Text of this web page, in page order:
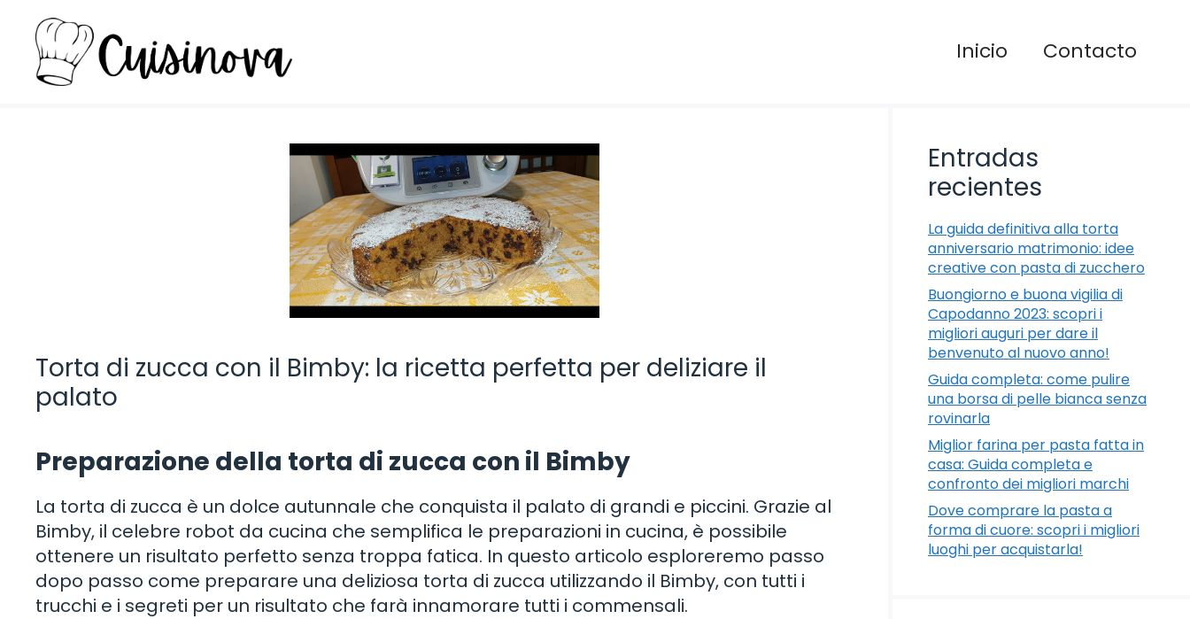
contenuto
Inicio Contacto
Torta di zucca con il Bimby: la ricetta perfetta per deliziare il
palato
Preparazione della torta di zucca con il Bimby
La torta di zucca è un dolce autunnale che conquista il palato di grandi e piccini. Grazie al
Bimby, il celebre robot da cucina che semplifica le preparazioni in cucina, è possibile
ottenere un risultato perfetto senza troppa fatica. In questo articolo esploreremo passo
dopo passo come preparare una deliziosa torta di zucca utilizzando il Bimby, con tutti i
trucchi e i segreti per un risultato che farà innamorare tutti i commensali.
Entradas
recientes
La guida definitiva alla torta
anniversario matrimonio: idee
creative con pasta di zucchero
Buongiorno e buona vigilia di
Capodanno 2023: scopri i
migliori auguri per dare il
benvenuto al nuovo anno!
Guida completa: come pulire
una borsa di pelle bianca senza
rovinarla
Miglior farina per pasta fatta in
casa: Guida completa e
confronto dei migliori marchi
Dove comprare la pasta a
forma di cuore: scopri i migliori
luoghi per acquistarla!